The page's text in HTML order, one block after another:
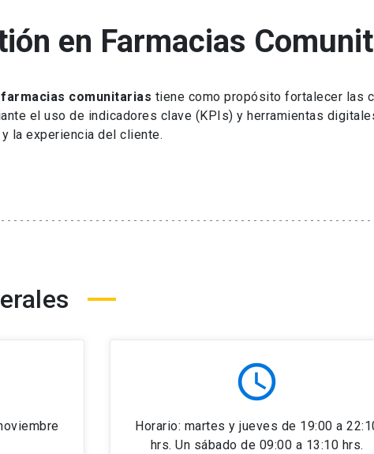
en Farmacias
comunitarias tiene como propósito fortalecer las
el uso de indicadores clave (KPIs) y herramientas
la experiencia del cliente.
schedule
Horario: martes y jueves de 19:00 a
hrs. Un sábado de 09:00 a 13:10 hrs.